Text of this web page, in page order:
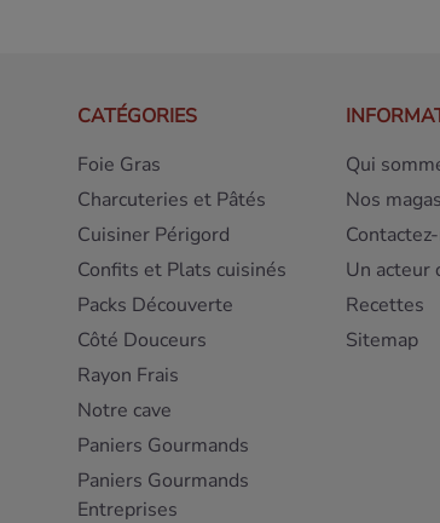
CATÉGORIES
Foie Gras
Charcuteries et Pâtés
Cuisiner Périgord
Confits et Plats cuisinés
Packs Découverte
Côté Douceurs
Rayon Frais
Notre cave
Paniers Gourmands
Paniers Gourmands
Entreprises
Qui
Nos
Un acteur
Recettes
Sitemap